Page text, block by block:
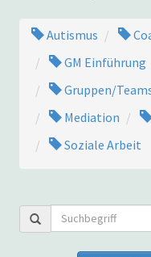
Autismus
GM Einführung
Gruppen/
Mediation
Soziale Arbeit